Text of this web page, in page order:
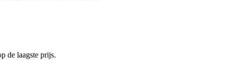
de laagste prijs.